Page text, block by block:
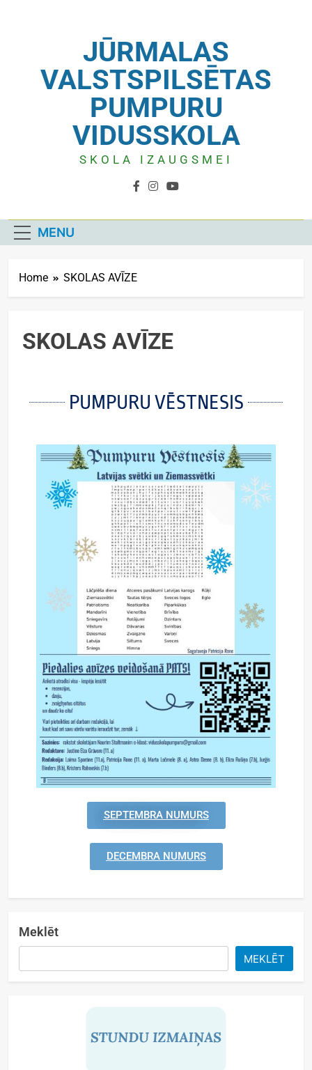
JŪRMALAS
VALSTSPILSĒTAS
PUMPURU
VIDUSSKOLA
SKOLA IZAUGSMEI
MENU
Home SKOLAS AVĪZE
SKOLAS AVĪZE
PUMPURU VĒSTNESIS
SEPTEMBRA NUMURS
DECEMBRA NUMURS
Meklēt
MEKLĒT